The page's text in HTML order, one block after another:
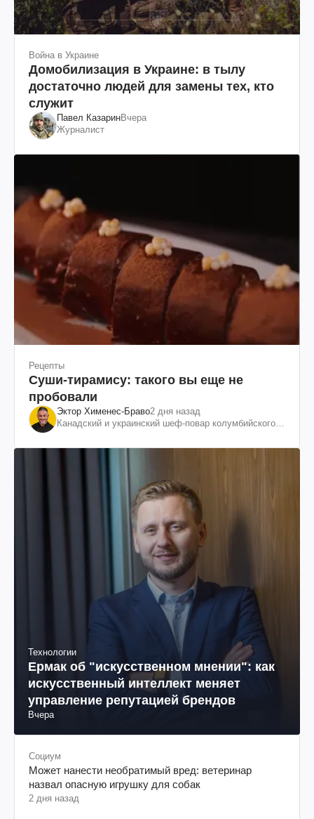
Война в Украине
Домобилизация в Украине: в тылу
достаточно людей для замены тех, кто
служит
Павел КазаринВчера
Журналист
Рецепты
Суши-тирамису: такого вы еще не
пробовали
Эктор Хименес-Браво2 дня назад
Канадский и украинский шеф-повар колумбийского
Технологии
Ермак об "искусственном мнении": как
искусственный интеллект меняет
управление репутацией брендов
Вчера
Социум
Может нанести необратимый вред: ветеринар
назвал опасную игрушку для собак
2 дня назад